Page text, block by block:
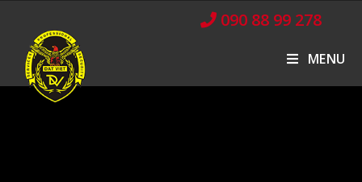
090 88 99 278
MENU